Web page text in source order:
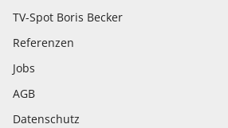
TV-Spot Boris Becker
Referenzen
Jobs
AGB
Datenschutz